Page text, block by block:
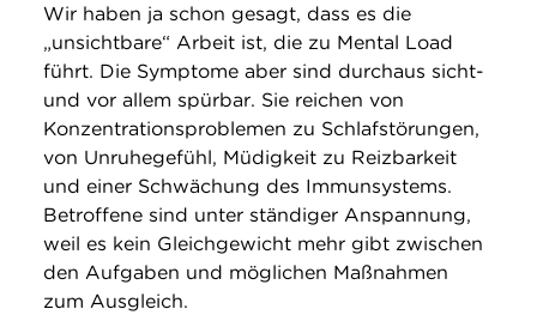
Wir haben ja schon gesagt, dass es die
„unsichtbare“ Arbeit ist, die zu Mental Load
führt. Die Symptome aber sind durchaus sicht-
und vor allem spürbar. Sie reichen von
Konzentrationsproblemen zu Schlafstörungen,
von Unruhegefühl, Müdigkeit zu Reizbarkeit
und einer Schwächung des Immunsystems.
Betroffene sind unter ständiger Anspannung,
weil es kein Gleichgewicht mehr gibt zwischen
den Aufgaben und möglichen Maßnahmen
zum Ausgleich.